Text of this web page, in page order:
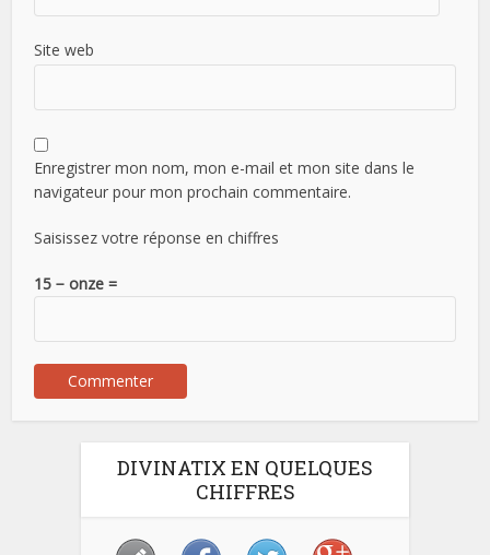
Site web
Enregistrer mon nom, mon e-mail et mon site dans le
navigateur pour mon prochain commentaire.
Saisissez votre réponse en chiffres
15 − onze =
DIVINATIX EN QUELQUES
CHIFFRES